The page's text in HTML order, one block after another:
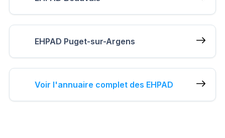
EHPAD Puget-sur-Argens
Voir l'annuaire complet des EHPAD